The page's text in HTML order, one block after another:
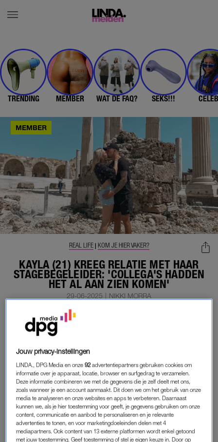
TRENDING MEMBER WAT DE FAQ? SEKS!!!
KAYLA (21) KREEG RELATIE MET HAAR
STAGEBEGELEIDER: 'COLLEGA'S HADDEN
HET AL AAN ZIEN KOMEN'
REAL LIFE| KOM JE HIER VAKER?
29-06-2025 | NIKKI MORRA
LEES VERDER ALS
MEMBER
Onbeperkt toegang tot alle artikelen
De chillste deals: win een e-reader of
elektrische fiets
Jouw privacy-instellingen
LINDA., DPG Media en onze92 advertentiepartners gebruiken cookies om
informatie over je apparaat, locatie, browser en surfgedrag te verzamelen.
Deze informatie combineren we met de gegevens die je zelf deelt met ons,
zoals wanneer je een account aanmaakt. Dit doen we om het gebruik van onze
media te analyseren en onze websites en apps te verbeteren. Daarnaast
kunnen we, als je hier toestemming voor geeft, je gegevens gebruiken om onze
content, communicatie en aanbod te personaliseren en je relevante
advertenties te tonen, en voor marketingdoeleinden delen met 4
mediapartners. Ook content van 13 externe platformen wordt enkel getoond
met jouw toestemming. Geef toestemming of stel je eigen keuze in. Door op